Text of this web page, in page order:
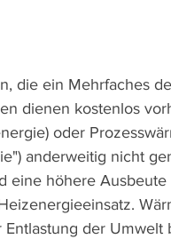
die ein Mehrfaches
dienen kostenlos
oder
anderweitig nicht
eine höhere
der Umwelt